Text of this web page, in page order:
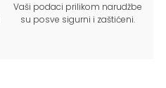
Vaši podaci prilikom narudžbe
su posve sigurni i zaštićeni.